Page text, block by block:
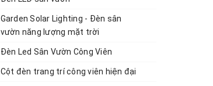
Garden Solar Lighting - Đèn sân
vườn năng lượng mặt trời
Đèn Led Sân Vườn Công Viên
Cột đèn trang trí công viên hiện đại